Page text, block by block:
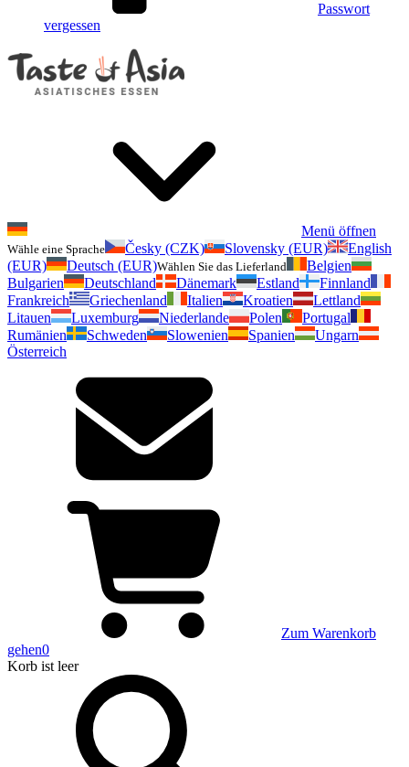
Passwort
vergessen
Menü öffnen
Wähle eine Sprache Česky (CZK) Slovensky (EUR)
English
(EUR)
Deutsch (EUR)Wählen Sie das Lieferland
Belgien
Bulgarien
Deutschland Dänemark Estland
Finnland
Frankreich
Griechenland Italien Kroatien
Lettland
Litauen
Luxemburg Niederlande Polen
Portugal
Rumänien
Schweden Slowenien Spanien
Ungarn
Österreich
Zum Warenkorb
gehen0
Korb ist leer